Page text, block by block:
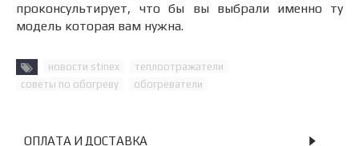
проконсультирует, что бы вы выбрали именно ту
модель которая вам нужна.
новости stinex
теплоотражатели
советы по обогреву
обогреватели
ОПЛАТА И ДОСТАВКА